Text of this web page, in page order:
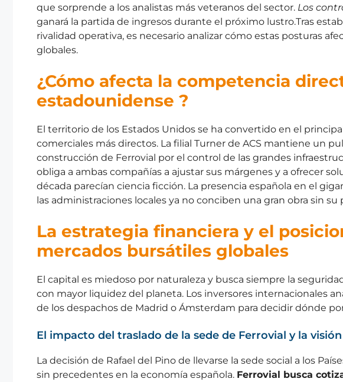
que sorprende a los analistas más veteranos del sector. Los
ganará la partida de ingresos durante el próximo lustro.Tras
rivalidad operativa, es necesario analizar cómo estas posturas
globales.
¿Cómo afecta la competencia
estadounidense ?
El territorio de los Estados Unidos se ha convertido en el
comerciales más directos. La filial Turner de ACS mantiene un
construcción de Ferrovial por el control de las grandes
obliga a ambas compañías a ajustar sus márgenes y a ofrecer
década parecían ciencia ficción. La presencia española en el
las administraciones locales ya no conciben una gran obra sin su
La estrategia financiera y el
mercados bursátiles globales
El capital es miedoso por naturaleza y busca siempre la
con mayor liquidez del planeta. Los inversores internacionales
de los despachos de Madrid o Ámsterdam para decidir dónde
El impacto del traslado de la sede de Ferrovial y la
La decisión de Rafael del Pino de llevarse la sede social a los
sin precedentes en la economía española. Ferrovial busca